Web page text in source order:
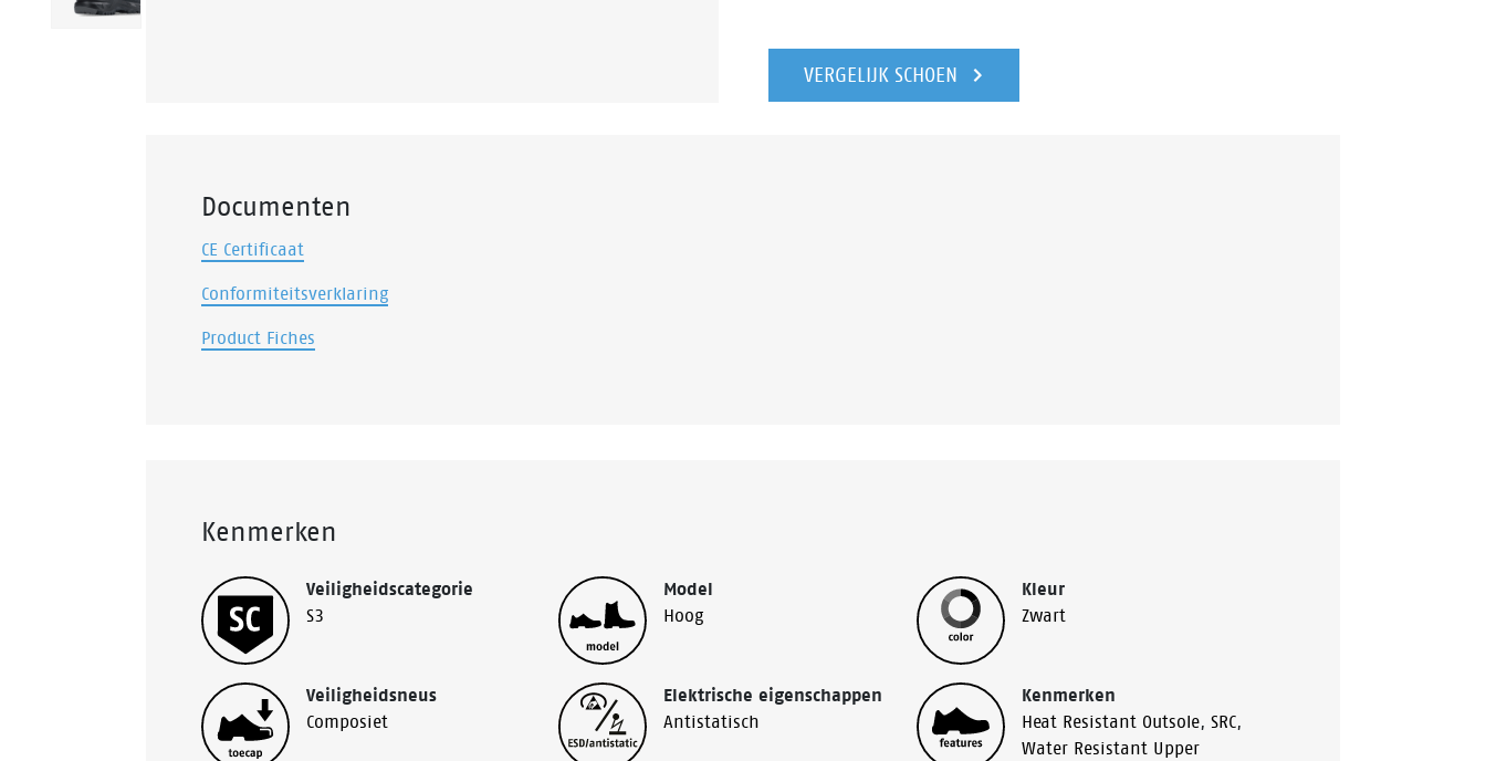
VERGELIJK SCHOEN
Documenten
CE Certificaat
Conformiteitsverklaring
Product Fiches
Kenmerken
Veiligheidscategorie
S3
Model
Hoog
Kleur
Zwart
Veiligheidsneus
Composiet
Elektrische eigenschappen
Antistatisch
Kenmerken
Heat Resistant Outsole, SRC,
Water Resistant Upper